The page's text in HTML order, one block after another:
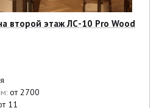
второй этаж ЛС-10 Pro Wood
от 2700
11